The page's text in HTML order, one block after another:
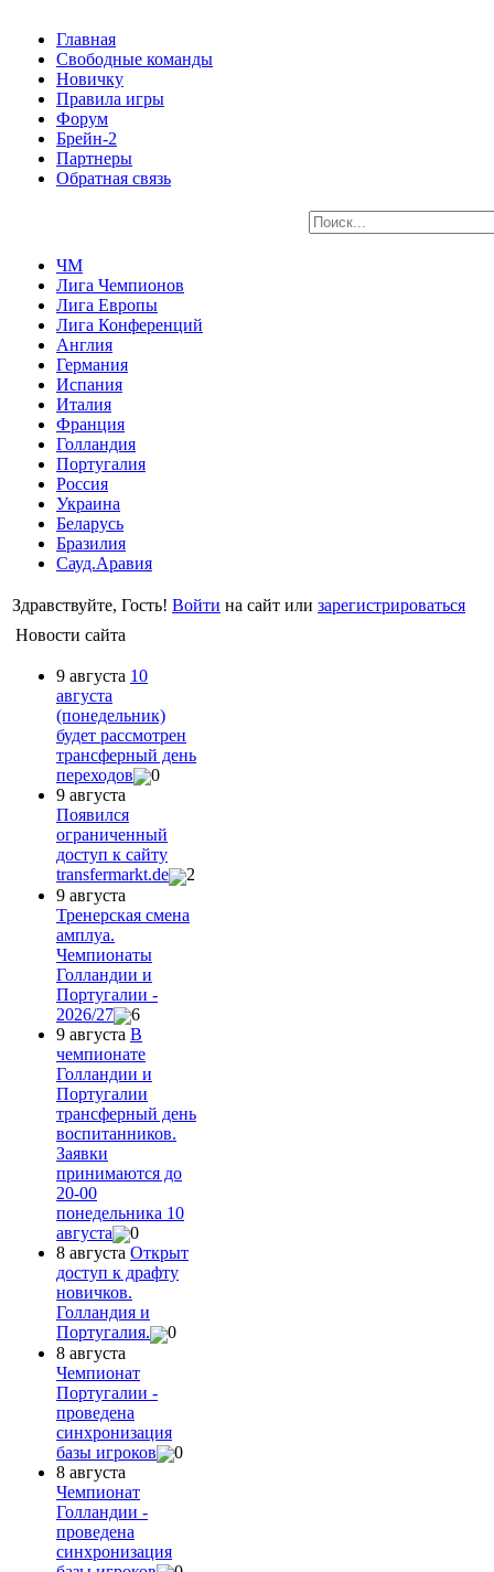
Главная
Свободные команды
Новичку
Правила игры
Форум
Брейн-2
Партнеры
Обратная связь
ЧМ
Лига Чемпионов
Лига Европы
Лига Конференций
Англия
Германия
Испания
Италия
Франция
Голландия
Португалия
Россия
Украина
Беларусь
Бразилия
Сауд.Аравия
Здравствуйте, Гость! Войти на сайт или зарегистрироваться
Новости сайта
9 августа 10
августа
(понедельник)
будет рассмотрен
трансферный день
переходов
0
9 августа
Появился
ограниченный
доступ к сайту
transfermarkt.de
2
9 августа
Тренерская смена
амплуа.
Чемпионаты
Голландии и
Португалии -
2026/27
6
9 августа В
чемпионате
Голландии и
Португалии
трансферный день
воспитанников.
Заявки
принимаются до
20-00
понедельника 10
августа
0
8 августа Открыт
доступ к драфту
новичков.
Голландия и
Португалия.
0
8 августа
Чемпионат
Португалии -
проведена
синхронизация
базы игроков
0
8 августа
Чемпионат
Голландии -
проведена
синхронизация